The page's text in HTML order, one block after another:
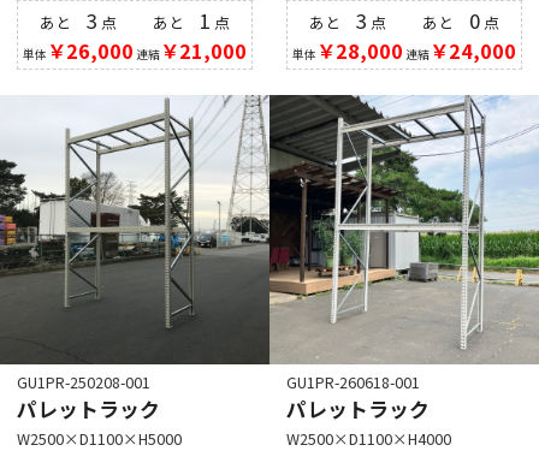
あと3 点
単体 ￥26,000
あと 1 点
連結￥21,000
あと3 点
単体 ￥28,000
あと 0点
連結￥24,000
GU1PR-250208-001
パレットラック
W2500×D1100×H5000
GU1PR-260618-001
パレットラック
W2500×D1100×H4000